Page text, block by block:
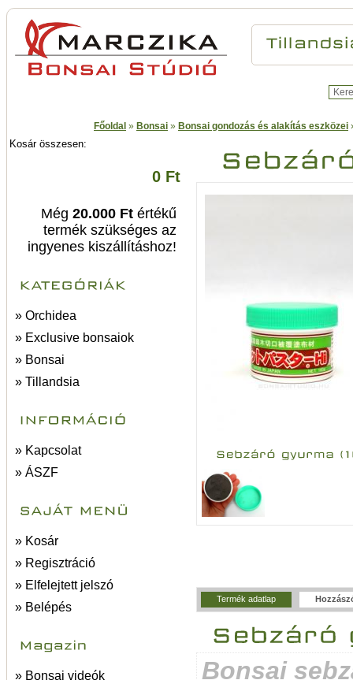
Főoldal » Bonsai » Bonsai gondozás és alakítás eszközei
Kosár összesen:
0 Ft
Még 20.000 Ft értékű
termék szükséges az
ingyenes kiszállításhoz!
» Orchidea
» Exclusive bonsaiok
» Bonsai
» Tillandsia
» Kapcsolat
» ÁSZF
» Kosár
» Regisztráció
» Elfelejtett jelszó
» Belépés
» Bonsai videók
Termék adatlap
Bonsai